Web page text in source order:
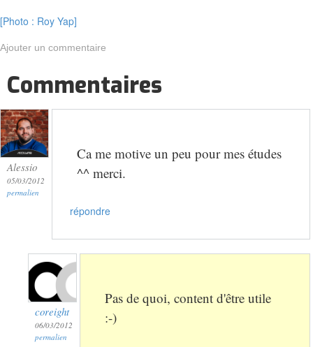
[Photo : Roy Yap]
Ajouter un commentaire
Commentaires
Alessio
05/03/2012
permalien
Ca me motive un peu pour mes études
^^ merci.
répondre
coreight
06/03/2012
permalien
Pas de quoi, content d'être utile
:-)